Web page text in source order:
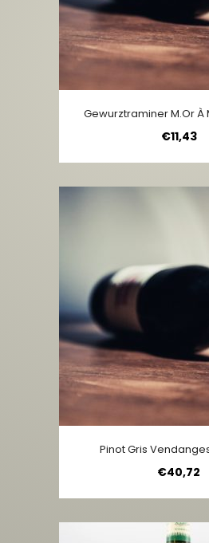
Gewurztraminer M.Or À
€11,43
Pinot Gris
€40,72